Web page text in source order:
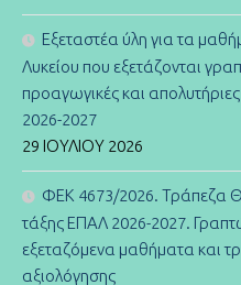
Εξεταστέα ύλη για τα
Λυκείου που εξετάζονται
προαγωγικές και απολυτήριες
2026-2027
29 ΙΟΥΛΊΟΥ 2026
ΦΕΚ 4673/2026. Τράπεζα
τάξης ΕΠΑΛ 2026-2027.
εξεταζόμενα μαθήματα και
αξιολόγησης